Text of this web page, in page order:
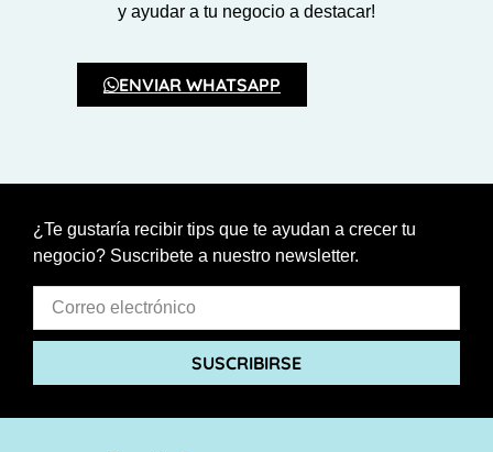
y ayudar a tu negocio a destacar!
ENVIAR WHATSAPP
¿Te gustaría recibir tips que te ayudan a crecer tu
negocio? Suscribete a nuestro newsletter.
SUSCRIBIRSE